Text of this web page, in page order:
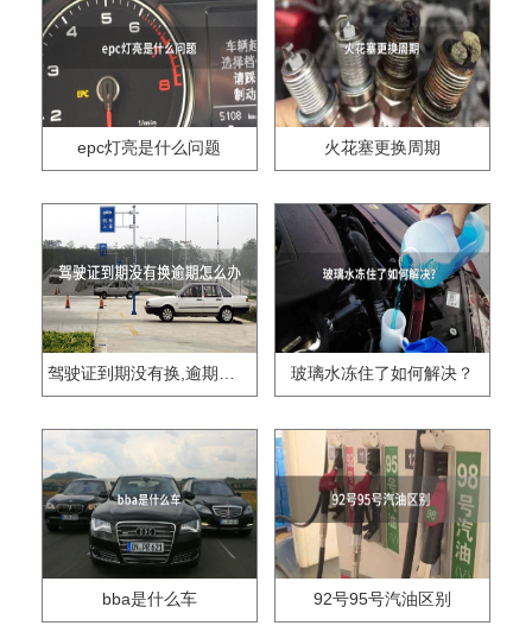
epc灯亮是什么问题 火花塞更换周期
驾驶证到期没有换,逾期怎么办?? 玻璃水冻住了如何解决？
bba是什么车 92号95号汽油区别